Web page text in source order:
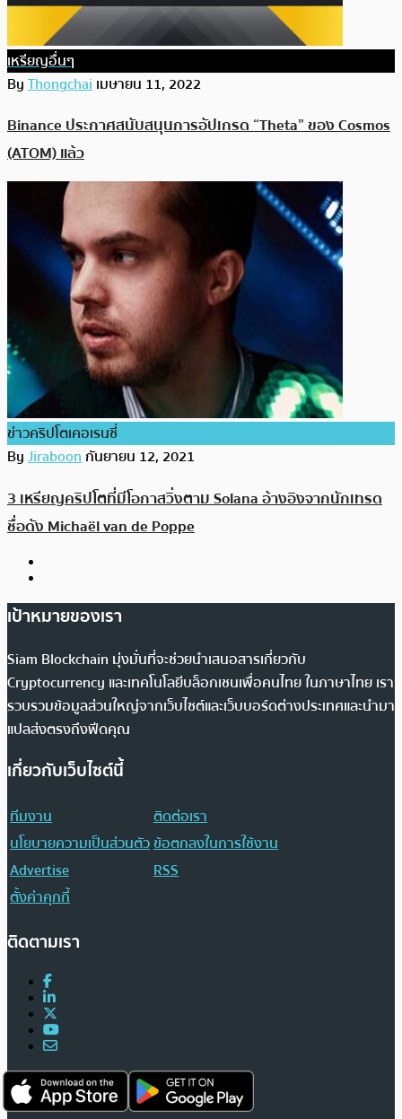
เหรียญอื่นๆ
ByThongchaiเมษายน 11, 2022
Binance ประกาศสนับสนุนการอัปเกรด “Theta” ของ Cosmos
(ATOM) แล้ว
ข่าวคริปโตเคอเรนซี่
ByJiraboonกันยายน 12, 2021
3 เหรียญคริปโตที่มีโอกาสวิ่งตาม Solana อ้างอิงจากนักเทรด
ชื่อดัง Michaël van de Poppe
เป้าหมายของเรา
Siam Blockchain มุ่งมั่นที่จะช่วยนำเสนอสารเกี่ยวกับ
Cryptocurrency และเทคโนโลยีบล็อกเชนเพื่อคนไทย ในภาษาไทย เรา
รวบรวมข้อมูลส่วนใหญ่จากเว็บไซต์และเว็บบอร์ดต่างประเทศและนำมา
แปลส่งตรงถึงฟีดคุณ
เกี่ยวกับเว็บไซต์นี้
ทีมงาน
ติดต่อเรา
นโยบายความเป็นส่วนตัวข้อตกลงในการใช้งาน
Advertise
RSS
ตั้งค่าคุกกี้
ติดตามเรา